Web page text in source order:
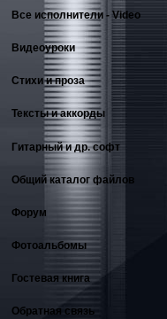
Все исполнители - Video
Видеоуроки
Стихи и проза
Тексты и аккорды
Гитарный и др. софт
Общий каталог файлов
Форум
Фотоальбомы
Гостевая книга
Обратная связь